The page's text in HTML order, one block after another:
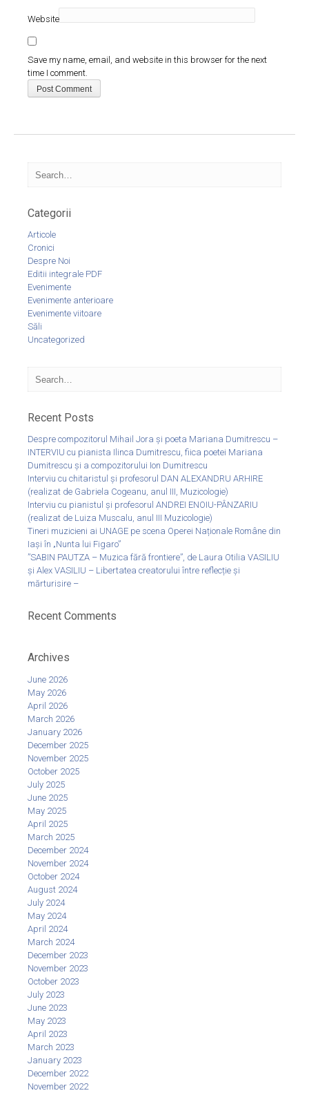
Website
Save my name, email, and website in this browser for the next
time I comment.
Categorii
Articole
Cronici
Despre Noi
Editii integrale PDF
Evenimente
Evenimente anterioare
Evenimente viitoare
Săli
Uncategorized
Recent Posts
Despre compozitorul Mihail Jora și poeta Mariana Dumitrescu –
INTERVIU cu pianista Ilinca Dumitrescu, fiica poetei Mariana
Dumitrescu și a compozitorului Ion Dumitrescu
Interviu cu chitaristul și profesorul DAN ALEXANDRU ARHIRE
(realizat de Gabriela Cogeanu, anul III, Muzicologie)
Interviu cu pianistul și profesorul ANDREI ENOIU-PÂNZARIU
(realizat de Luiza Muscalu, anul III Muzicologie)
Tineri muzicieni ai UNAGE pe scena Operei Naționale Române din
Iași în „Nunta lui Figaro”
”SABIN PAUTZA – Muzica fără frontiere”, de Laura Otilia VASILIU
și Alex VASILIU – Libertatea creatorului între reflecție și
mărturisire –
Recent Comments
Archives
June 2026
May 2026
April 2026
March 2026
January 2026
December 2025
November 2025
October 2025
July 2025
June 2025
May 2025
April 2025
March 2025
December 2024
November 2024
October 2024
August 2024
July 2024
May 2024
April 2024
March 2024
December 2023
November 2023
October 2023
July 2023
June 2023
May 2023
April 2023
March 2023
January 2023
December 2022
November 2022